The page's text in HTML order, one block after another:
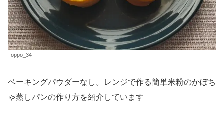
oppo_34
ベーキングパウダーなし。レンジで作る簡単米粉のかぼち
ゃ蒸しパンの作り方を紹介しています